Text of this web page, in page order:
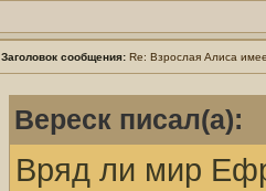
Заголовок сообщения: Re: Взрослая Алиса
Вереск писал(а):
Вряд ли мир